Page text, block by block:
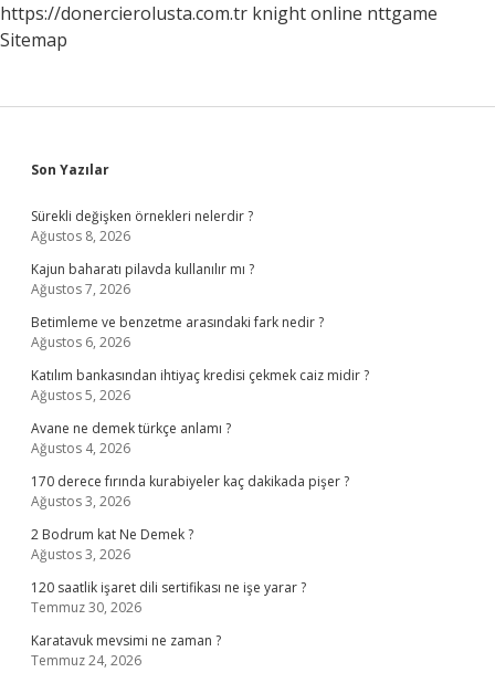
https://donercierolusta.com.tr knight online nttgame
Sitemap
Sidebar
Son Yazılar
Sürekli değişken örnekleri nelerdir ?
Ağustos 8, 2026
Kajun baharatı pilavda kullanılır mı ?
Ağustos 7, 2026
Betimleme ve benzetme arasındaki fark nedir ?
Ağustos 6, 2026
Katılım bankasından ihtiyaç kredisi çekmek caiz midir ?
Ağustos 5, 2026
Avane ne demek türkçe anlamı ?
Ağustos 4, 2026
170 derece fırında kurabiyeler kaç dakikada pişer ?
Ağustos 3, 2026
2 Bodrum kat Ne Demek ?
Ağustos 3, 2026
120 saatlik işaret dili sertifikası ne işe yarar ?
Temmuz 30, 2026
Karatavuk mevsimi ne zaman ?
Temmuz 24, 2026